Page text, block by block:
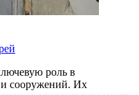
роль в
и сооружений. Их